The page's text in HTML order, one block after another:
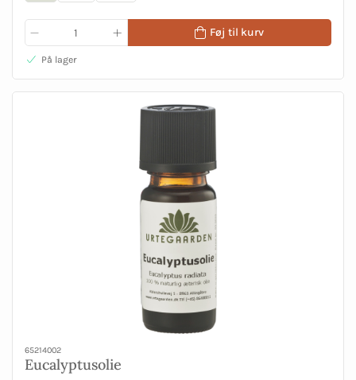
Føj til kurv
På lager
65214002
Eucalyptusolie